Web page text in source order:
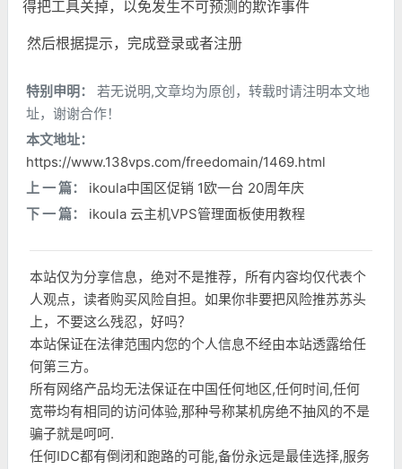
得把工具关掉，以免发生不可预测的欺诈事件
然后根据提示，完成登录或者注册
特别申明：
若无说明,文章均为原创，转载时请注明本文地
址，谢谢合作！
本文地址：
https://www.138vps.com/freedomain/1469.html
上 一 篇：
ikoula中国区促销 1欧一台 20周年庆
下 一 篇：
ikoula 云主机VPS管理面板使用教程
本站仅为分享信息，绝对不是推荐，所有内容均仅代表个
人观点，读者购买风险自担。如果你非要把风险推苏苏头
上，不要这么残忍，好吗？
本站保证在法律范围内您的个人信息不经由本站透露给任
何第三方。
所有网络产品均无法保证在中国任何地区,任何时间,任何
宽带均有相同的访问体验,那种号称某机房绝不抽风的不是
骗子就是呵呵.
任何IDC都有倒闭和跑路的可能,备份永远是最佳选择,服务